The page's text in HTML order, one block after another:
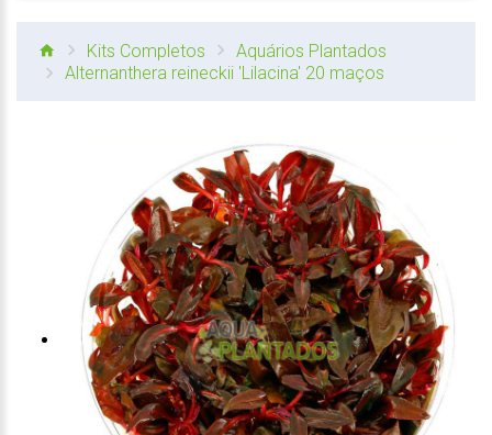
Kits Completos
Aquários Plantados
Alternanthera reineckii 'Lilacina' 20 maços